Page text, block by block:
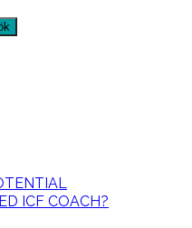
ICF COACH?